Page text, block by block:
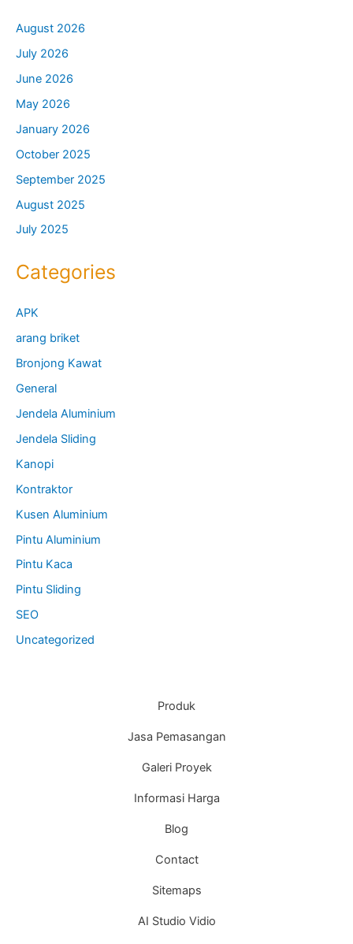
August 2026
July 2026
June 2026
May 2026
January 2026
October 2025
September 2025
August 2025
July 2025
Categories
APK
arang briket
Bronjong Kawat
General
Jendela Aluminium
Jendela Sliding
Kanopi
Kontraktor
Kusen Aluminium
Pintu Aluminium
Pintu Kaca
Pintu Sliding
SEO
Uncategorized
Produk
Jasa Pemasangan
Galeri Proyek
Informasi Harga
Blog
Contact
Sitemaps
AI Studio Vidio